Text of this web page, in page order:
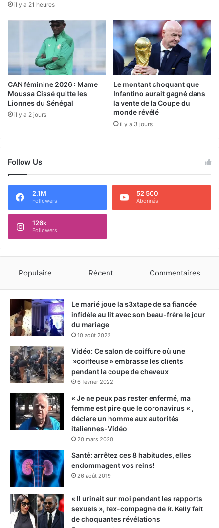
il y a 21 heures
CAN féminine 2026 : Mame
Moussa Cissé quitte les
Lionnes du Sénégal
il y a 2 jours
Le montant choquant que
Infantino aurait gagné dans
la vente de la Coupe du
monde révélé
il y a 3 jours
Follow Us
2.1M
Followers
52 500
Abonnés
126k
Followers
Populaire Récent Commentaires
Le marié joue la s3xtape de sa fiancée
infidèle au lit avec son beau-frère le jour
du mariage
10 août 2022
Vidéo: Ce salon de coiffure où une
»coiffeuse » embrasse les clients
pendant la coupe de cheveux
6 février 2022
« Je ne peux pas rester enfermé, ma
femme est pire que le coronavirus « ,
déclare un homme aux autorités
italiennes-Vidéo
20 mars 2020
Santé: arrêtez ces 8 habitudes, elles
endommagent vos reins!
26 août 2019
« Il urinait sur moi pendant les rapports
sexuels », l’ex-compagne de R. Kelly fait
de choquantes révélations